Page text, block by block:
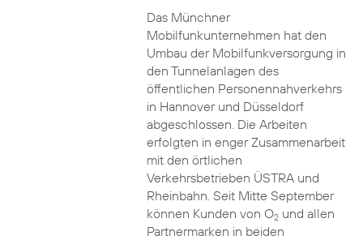
Das Münchner
Mobilfunkunternehmen hat den
Umbau der Mobilfunkversorgung in
den Tunnelanlagen des
öffentlichen Personennahverkehrs
in Hannover und Düsseldorf
abgeschlossen. Die Arbeiten
erfolgten in enger Zusammenarbeit
mit den örtlichen
Verkehrsbetrieben ÜSTRA und
Rheinbahn. Seit Mitte September
können Kunden von O2und allen
Partnermarken in beiden